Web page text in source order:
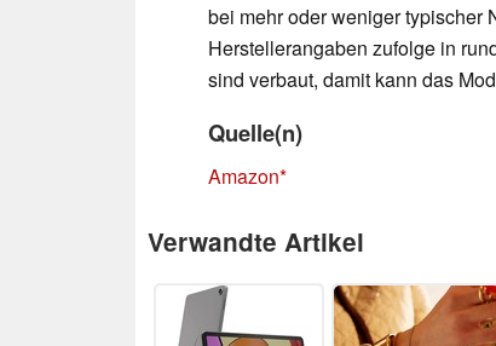
bei mehr oder weniger typischer
Herstellerangaben zufolge in
sind verbaut, damit kann das
Quelle(n)
Amazon
Verwandte Artikel